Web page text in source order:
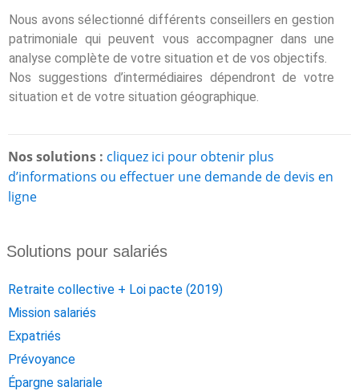
Nous avons sélectionné différents conseillers en gestion
patrimoniale qui peuvent vous accompagner dans une
analyse complète de votre situation et de vos objectifs.
Nos suggestions d’intermédiaires dépendront de votre
situation et de votre situation géographique.
Nos solutions : cliquez ici pour obtenir plus
d’informations ou effectuer une demande de devis en
ligne
Solutions pour salariés
Retraite collective + Loi pacte (2019)
Mission salariés
Expatriés
Prévoyance
Épargne salariale